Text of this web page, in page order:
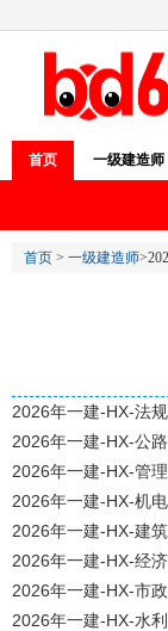
首页 一级建造师
首页 > 一级建造师
2026年一建-HX-法
2026年一建-HX-公
2026年一建-HX-管
2026年一建-HX-机
2026年一建-HX-建
2026年一建-HX-经
2026年一建-HX-市
2026年一建-HX-水